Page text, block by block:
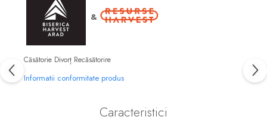
&
Căsătorie Divorț Recăsătorire
Informatii conformitate produs
Caracteristici